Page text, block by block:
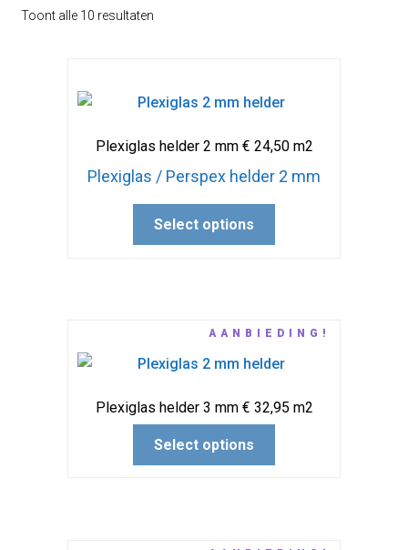
Toont alle 10 resultaten
Plexiglas helder 2 mm € 24,50 m2
Plexiglas / Perspex helder 2 mm
Select options
Plexiglas helder 3 mm € 32,95 m2
AANBIEDING!
Select options